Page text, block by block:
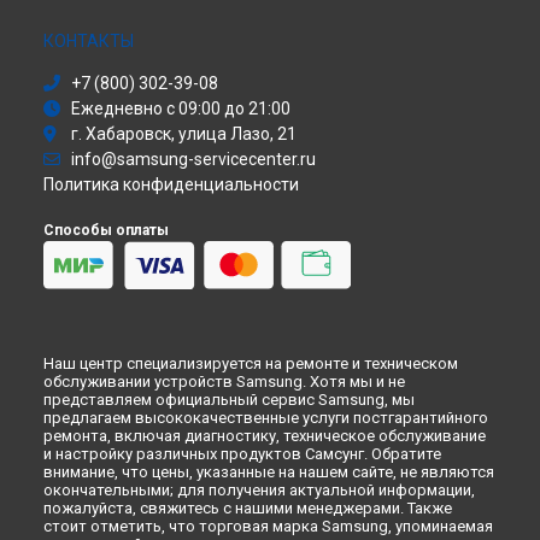
Моноблок
Атс
Смарт-часы
Варочная панель
Посудомоечная машина
Морозильная камера
Кондиционер
Духовой шкаф
Вытяжка
КОНТАКТЫ
+7 (800) 302-39-08
Ежедневно с 09:00 до 21:00
г. Хабаровск, улица Лазо, 21
info@samsung-servicecenter.ru
Политика конфиденциальности
Способы оплаты
Наш центр специализируется на ремонте и техническом
обслуживании устройств Samsung. Хотя мы и не
представляем официальный сервис Samsung, мы
предлагаем высококачественные услуги постгарантийного
ремонта, включая диагностику, техническое обслуживание
и настройку различных продуктов Самсунг. Обратите
внимание, что цены, указанные на нашем сайте, не являются
окончательными; для получения актуальной информации,
пожалуйста, свяжитесь с нашими менеджерами. Также
стоит отметить, что торговая марка Samsung, упоминаемая